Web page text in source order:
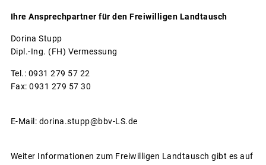
Ihre Ansprechpartner für den Freiwilligen Landtausch
Dorina Stupp
Dipl.-Ing. (FH) Vermessung
Tel.: 0931 279 57 22
Fax: 0931 279 57 30
E-Mail: dorina.stupp@bbv-LS.de
Weiter Informationen zum Freiwilligen Landtausch gibt es auf